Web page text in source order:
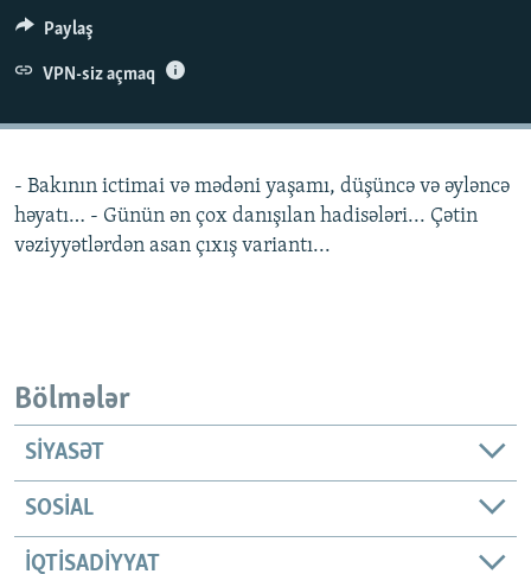
İNFOQRAFIKA
KARIKATURA
AZƏRBAYCAN ƏDƏBIYYATI KITABXANASI
İSLAM VƏ DEMOKRATIYA
MISSIYAMIZ
PEŞƏ ETIKASI VƏ JURNALISTIKA STANDARTLARIMIZ
BIZIMLƏ ƏLAQƏ
XƏBƏR BÜLLETENLƏRIMIZ
BIZI IZLƏ
Paylaş
VPN-siz açmaq
- Bakının ictimai və mədəni yaşamı, düşüncə və əyləncə
həyatı… - Günün ən çox danışılan hadisələri... Çətin
vəziyyətlərdən asan çıxış variantı...
Bölmələr
SIYASƏT
SOSIAL
İQTISADIYYAT